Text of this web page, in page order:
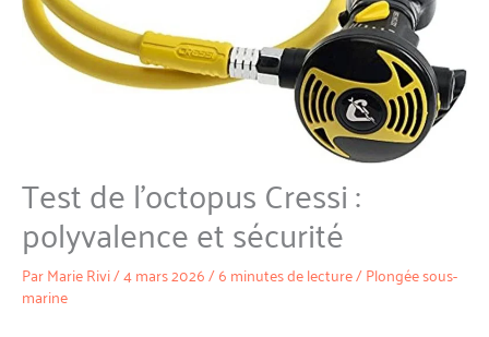
Test de l’octopus Cressi :
polyvalence et sécurité
ParMarie Rivi/4 mars 2026/6 minutes de lecture/Plongée sous-
marine